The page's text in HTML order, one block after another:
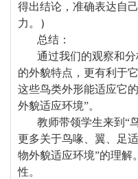
得出结论，准确表达自
力。
）
总结：
通过我们的观察和
的外貌特点，更有利于
这些鸟类外形能适应它
外貌适应环境”。
教师带领学生来到“
更多关于鸟喙、翼、足
物外貌适应环境”的理解
性。